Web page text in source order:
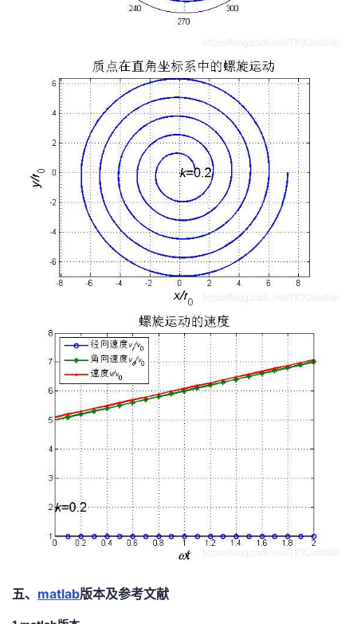
五、 matlab版本及参考文献